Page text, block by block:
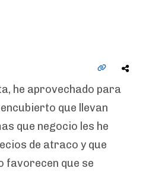
he aprovechado para
que llevan
que negocio les he
de atraco y que
favorecen que se